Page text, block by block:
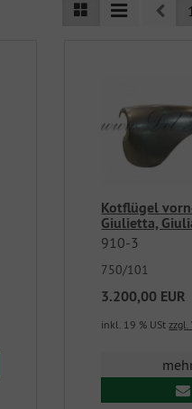
Prev
Kotflügel
Giulietta,
910-3
750/101
3.200,00 EUR
inkl. 19 % UStzzgl.